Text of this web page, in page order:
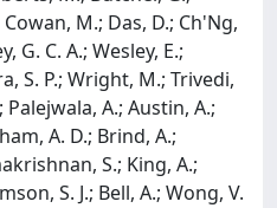
M.; Das, D.; Ch'Ng,
G. C. A.; Wesley, E.;
S. P.; Wright, M.; Trivedi,
Palejwala, A.; Austin, A.;
A. D.; Brind, A.;
S.; King, A.;
S. J.; Bell, A.; Wong, V.